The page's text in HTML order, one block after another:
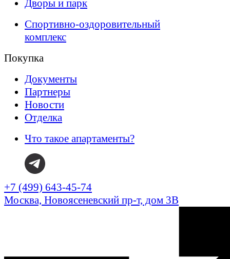
Дворы и парк
Спортивно-оздоровительный
комплекс
Покупка
Документы
Партнеры
Новости
Отделка
Что такое апартаменты?
+7 (499) 643-45-74
Москва, Новоясеневский пр-т, дом 3В